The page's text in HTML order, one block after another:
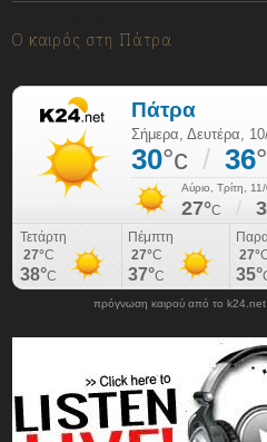
Ο καιρός στη Πάτρα
πρόγνωση καιρού από το k24.net